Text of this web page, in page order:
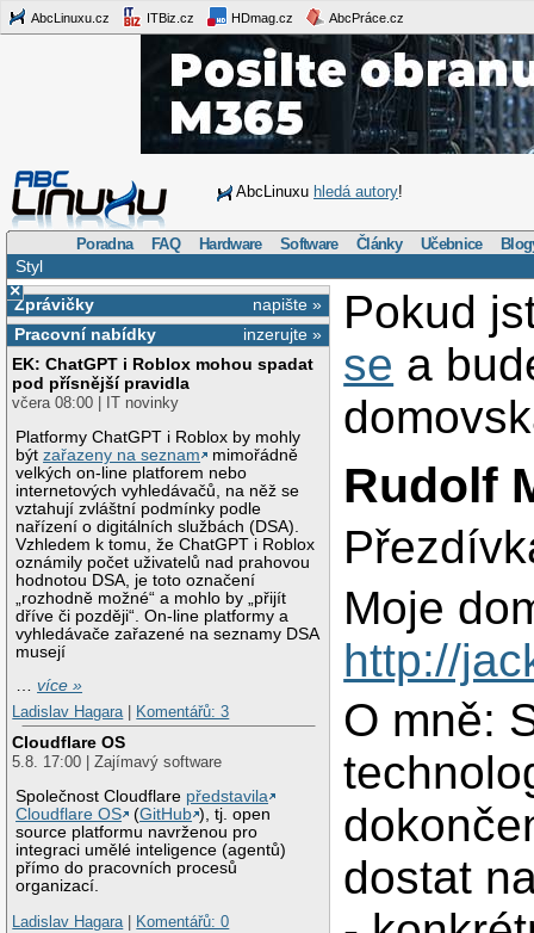
AbcLinuxu.cz ITBiz.cz HDmag.cz AbcPráce.cz
AbcLinuxu hledá autory!
Poradna FAQ Hardware Software Články Učebnice
Styl
×
napište »
Zprávičky
inzerujte »
Pracovní nabídky
EK: ChatGPT i Roblox mohou spadat
pod přísnější pravidla
včera 08:00 | IT novinky
Platformy ChatGPT i Roblox by mohly
býtzařazeny na seznam
mimořádně
velkých on-line platforem nebo
internetových vyhledávačů, na něž se
vztahují zvláštní podmínky podle
nařízení o digitálních službách (DSA).
Vzhledem k tomu, že ChatGPT i Roblox
oznámily počet uživatelů nad prahovou
hodnotou DSA, je toto označení
„rozhodně možné“ a mohlo by „přijít
dříve či později“. On-line platformy a
vyhledávače zařazené na seznamy DSA
musejí
…více »
Ladislav Hagara
Komentářů: 3
Cloudflare OS
5.8. 17:00 | Zajímavý software
Společnost Cloudflare představila
Cloudflare OS
(GitHub ), tj. open
source platformu navrženou pro
integraci umělé inteligence (agentů)
přímo do pracovních procesů
organizací.
Ladislav Hagara
Komentářů: 0
Pokud
se a
Rudolf
Moje
http://
O mně:
dostat